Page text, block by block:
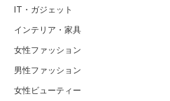
IT・ガジェット
インテリア・家具
女性ファッション
男性ファッション
女性ビューティー